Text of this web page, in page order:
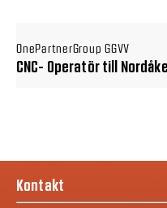
OnePartnerGroup GGVV
CNC- Operatör till
Kontakt